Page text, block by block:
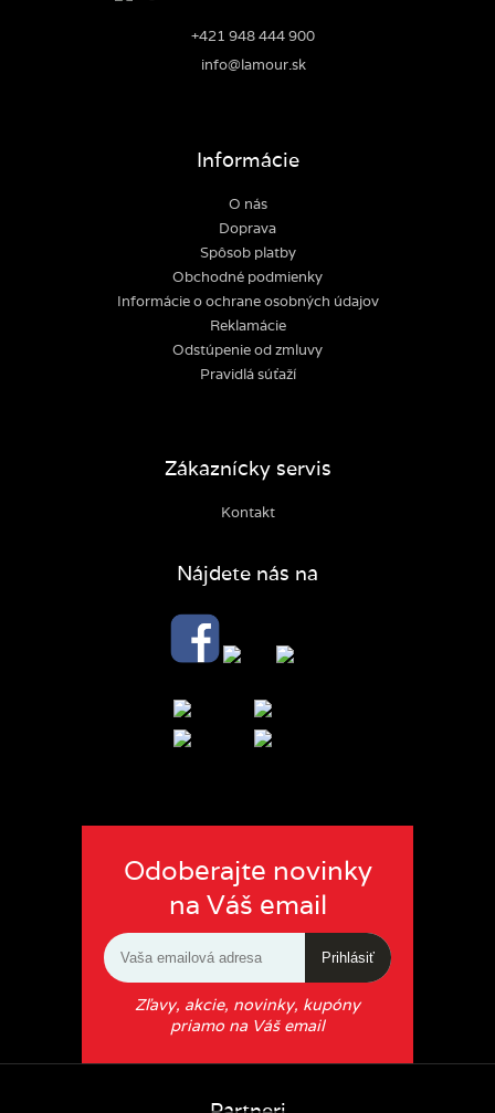
+421 948 444 900
info@lamour.sk
Informácie
O nás
Doprava
Spôsob platby
Obchodné podmienky
Informácie o ochrane osobných údajov
Reklamácie
Odstúpenie od zmluvy
Pravidlá súťaží
Zákaznícky servis
Kontakt
Nájdete nás na
Odoberajte novinky
na Váš email
Prihlásiť
Zľavy, akcie, novinky, kupóny
priamo na Váš email